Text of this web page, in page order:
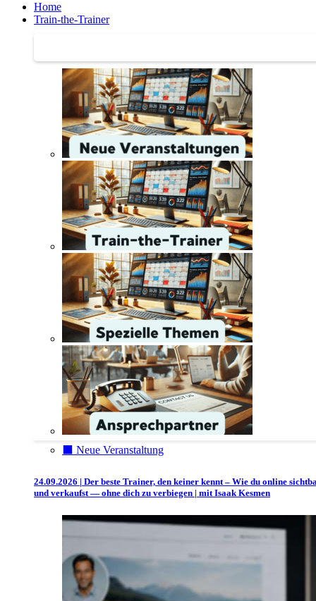
Home
Train-the-Trainer
⬛️ Neue Veranstaltung
24.09.2026 | Der beste Trainer, den keiner kennt – Wie du online
und verkaufst — ohne dich zu verbiegen | mit Isaak Kesmen